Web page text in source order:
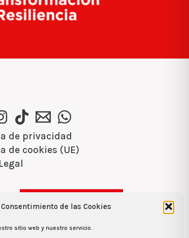
de las Cookies
sitio web y nuestro servicio.
de privacidad
de cookies (UE)